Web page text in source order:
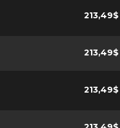
213,49$
213,49$
213,49$